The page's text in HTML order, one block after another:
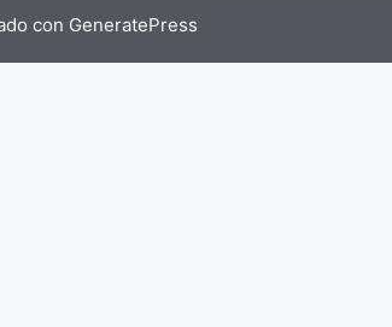
con GeneratePress